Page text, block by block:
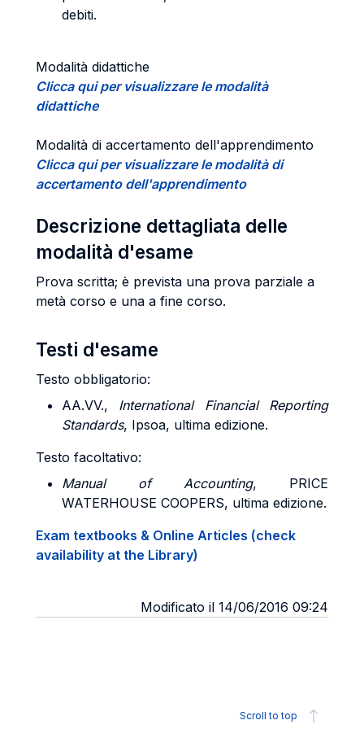
debiti.
Modalità didattiche
Clicca qui per visualizzare le modalità
didattiche
Modalità di accertamento dell'apprendimento
Clicca qui per visualizzare le modalità di
accertamento dell'apprendimento
Descrizione dettagliata delle
modalità d'esame
Prova scritta; è prevista una prova parziale a
metà corso e una a fine corso.
Testi d'esame
Testo obbligatorio:
AA.VV., International Financial Reporting
Standards, Ipsoa, ultima edizione.
Testo facoltativo:
Manual of Accounting, PRICE
WATERHOUSE COOPERS, ultima edizione.
Exam textbooks & Online Articles (check
availability at the Library)
Modificato il 14/06/2016 09:24
Scroll to top